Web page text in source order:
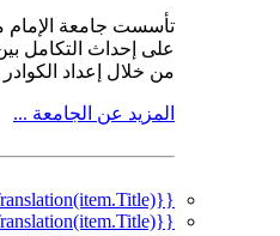
على إحداث التكامل
من خلال إعداد
المزيد عن الجامعة ...
{{mmc.getCurrentTranslation(item.Title)}}
{{mmc.getCurrentTranslation(item.Title)}}